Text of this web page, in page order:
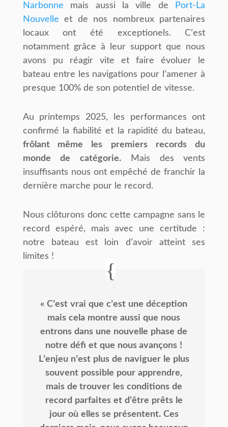
Narbonne mais aussi la ville de
Port-La
Nouvelle et de nos nombreux partenaires
locaux ont été exceptionels. Cʼest
notamment grâce à leur support que nous
avons pu réagir vite et faire évoluer le
bateau entre les navigations pour lʼamener à
presque 100% de son potentiel de vitesse.
Au printemps 2025, les performances ont
confirmé la fiabilité et la rapidité du bateau,
frôlant même
les premiers records
du
monde
de catégorie. Mais des vents
insuffisants nous ont empêché de franchir la
dernière marche pour le record.
Nous clôturons donc cette campagne sans le
record espéré, mais avec une certitude :
notre bateau est loin d’avoir atteint ses
limites !
« Cʼest vrai que cʼest une déception
mais cela montre aussi que nous
entrons dans une nouvelle phase de
notre défi et que nousavançons !
Lʼenjeu nʼest plus de naviguer le plus
souvent possible pour apprendre,
mais de trouver les conditions de
record parfaites et dʼêtre prêts le
jour où elles se présentent. Ces